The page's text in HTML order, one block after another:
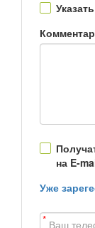
на E-
Уже
*